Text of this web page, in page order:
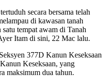
secara bersama telah
di kawasan tanah
tempat awam di Tanah
Itam di sini, 22 Mac lalu.
377D Kanun Keseksaan
Keseksaan, yang
maksimum dua tahun.